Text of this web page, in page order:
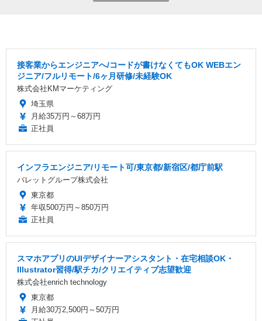
接客業からエンジニアへ/コードが書けなくてもOK WEBエン
ジニア/フルリモート/6ヶ月研修/未経験OK
株式会社KMマーケティング
埼玉県
月給35万円～68万円
正社員
インフラエンジニア/リモート可/東京都/新宿区/都庁前駅
バレットグループ株式会社
東京都
年収500万円～850万円
正社員
スマホアプリのUIデザイナーアシスタント・在宅相談OK・
Illustrator習得/駅チカ/クリエイティブ志望歓迎
株式会社enrich technology
東京都
月給30万2,500円～50万円